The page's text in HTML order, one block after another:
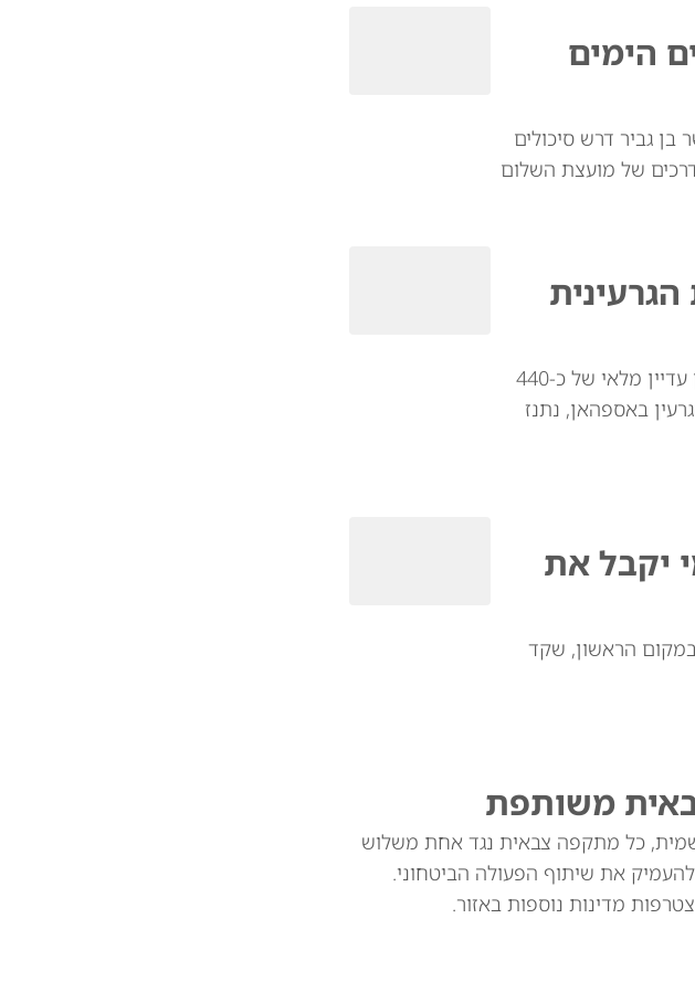
הימים
גביר דרש סיכולים
של מועצת השלום
למרות התקיפות האמריקאיות באתרי ההעשרה המרכזיים, מומחים מעריכים כי לטהראן עדיין מלאי של כ-440
באספהאן, נתנז
יקבל את
במקום הראשון, שקד
משותפת
כל מתקפה צבאית נגד אחת משלוש
את שיתוף הפעולה הביטחוני.
מדינות נוספות באזור.